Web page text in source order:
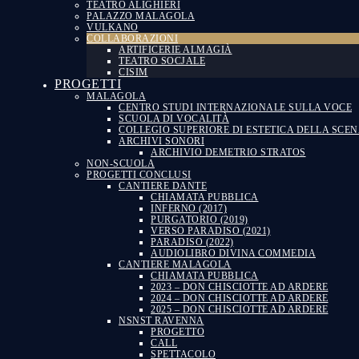
TEATRO ALIGHIERI
PALAZZO MALAGOLA
VULKANO
COLLABORAZIONI
ARTIFICERIE ALMAGIÀ
TEATRO SOCJALE
CISIM
PROGETTI
MALAGOLA
CENTRO STUDI INTERNAZIONALE SULLA VOCE
SCUOLA DI VOCALITÀ
COLLEGIO SUPERIORE DI ESTETICA DELLA
ARCHIVI SONORI
ARCHIVIO DEMETRIO STRATOS
NON-SCUOLA
PROGETTI CONCLUSI
CANTIERE DANTE
CHIAMATA PUBBLICA
INFERNO (2017)
PURGATORIO (2019)
VERSO PARADISO (2021)
PARADISO (2022)
AUDIOLIBRO DIVINA COMMEDIA
CANTIERE MALAGOLA
CHIAMATA PUBBLICA
2023 – DON CHISCIOTTE AD ARDERE
2024 – DON CHISCIOTTE AD ARDERE
2025 – DON CHISCIOTTE AD ARDERE
NSNST RAVENNA
PROGETTO
CALL
SPETTACOLO